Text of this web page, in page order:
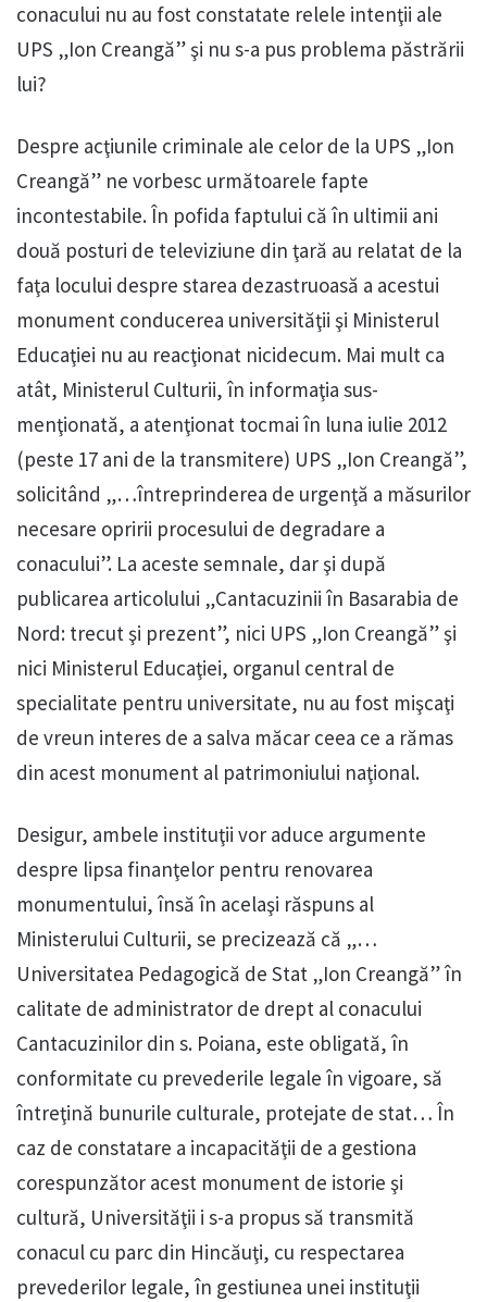
conacului nu au fost constatate relele intenţii ale
UPS „Ion Creangă” şi nu s-a pus problema păstrării
lui?
Despre acţiunile criminale ale celor de la UPS „Ion
Creangă” ne vorbesc următoarele fapte
incontestabile. În pofida faptului că în ultimii ani
două posturi de televiziune din ţară au relatat de la
faţa locului despre starea dezastruoasă a acestui
monument conducerea universităţii şi Ministerul
Educaţiei nu au reacţionat nicidecum. Mai mult ca
atât, Ministerul Culturii, în informaţia sus-
menţionată, a atenţionat tocmai în luna iulie 2012
(peste 17 ani de la transmitere) UPS „Ion Creangă”,
solicitând „…întreprinderea de urgenţă a măsurilor
necesare opririi procesului de degradare a
conacului”. La aceste semnale, dar şi după
publicarea articolului „Cantacuzinii în Basarabia de
Nord: trecut şi prezent”, nici UPS „Ion Creangă” şi
nici Ministerul Educaţiei, organul central de
specialitate pentru universitate, nu au fost mişcaţi
de vreun interes de a salva măcar ceea ce a rămas
din acest monument al patrimoniului naţional.
Desigur, ambele instituţii vor aduce argumente
despre lipsa finanţelor pentru renovarea
monumentului, însă în acelaşi răspuns al
Ministerului Culturii, se precizează că „…
Universitatea Pedagogică de Stat „Ion Creangă” în
calitate de administrator de drept al conacului
Cantacuzinilor din s. Poiana, este obligată, în
conformitate cu prevederile legale în vigoare, să
întreţină bunurile culturale, protejate de stat… În
caz de constatare a incapacităţii de a gestiona
corespunzător acest monument de istorie şi
cultură, Universităţii i s-a propus să transmită
conacul cu parc din Hincăuţi, cu respectarea
prevederilor legale, în gestiunea unei instituţii